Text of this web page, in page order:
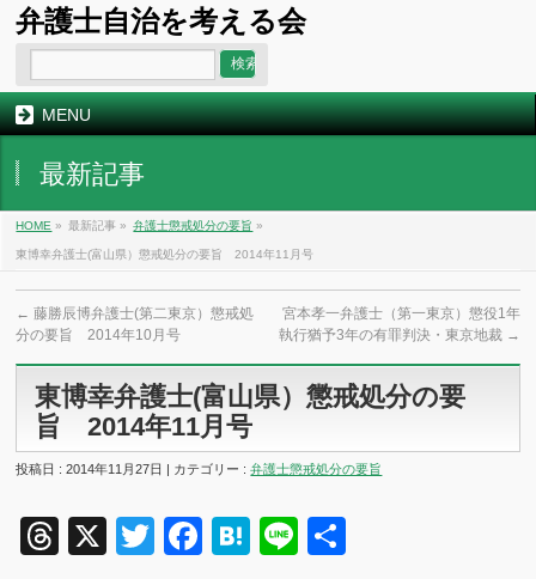
弁護士自治を考える会
MENU
最新記事
HOME » 最新記事 » 弁護士懲戒処分の要旨 »
東博幸弁護士(富山県）懲戒処分の要旨 2014年11月号
← 藤勝辰博弁護士(第二東京）懲戒処
分の要旨 2014年10月号
宮本孝一弁護士（第一東京）懲役1年
執行猶予3年の有罪判決・東京地裁 →
東博幸弁護士(富山県）懲戒処分の要
旨 2014年11月号
投稿日 : 2014年11月27日 | カテゴリー :弁護士懲戒処分の要旨
Threads
X TwitterFacebook
Hatena
Line